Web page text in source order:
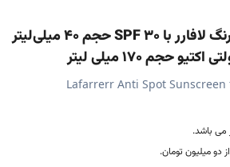
کرم ضد آفتاب بدون رنگ لافارر با SPF 30 حجم 40 میلی‌لیتر
حجم 170 میلی لیتر
Lafarrerr Anti Spot
می باشد.
دو میلیون تومان.